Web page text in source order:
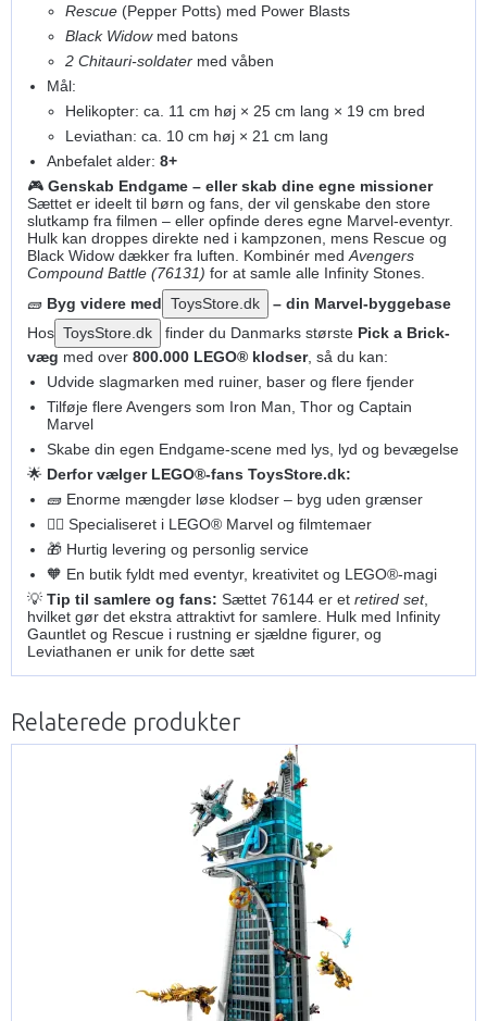
Rescue (Pepper Potts) med Power Blasts
Black Widowmed batons
2 Chitauri-soldater med våben
Mål:
Helikopter: ca. 11 cm høj × 25 cm lang × 19 cm bred
Leviathan: ca. 10 cm høj × 21 cm lang
Anbefalet alder: 8+
🎮 Genskab Endgame – eller skab dine egne missioner
Sættet er ideelt til børn og fans, der vil genskabe den store
slutkamp fra filmen – eller opfinde deres egne Marvel-eventyr.
Hulk kan droppes direkte ned i kampzonen, mens Rescue og
Black Widow dækker fra luften. Kombinér med Avengers
Compound Battle (76131) for at samle alle Infinity Stones.
🧱 Byg videre med ToysStore.dk
– din Marvel-byggebase
Hos ToysStore.dk finder du Danmarks største Pick a Brick-
væg med over 800.000 LEGO® klodser, så du kan:
Udvide slagmarken med ruiner, baser og flere fjender
Tilføje flere Avengers som Iron Man, Thor og Captain
Marvel
Skabe din egen Endgame-scene med lys, lyd og bevægelse
🌟 Derfor vælger LEGO®-fans ToysStore.dk:
🧱 Enorme mængder løse klodser – byg uden grænser
🦸‍♀️ Specialiseret i LEGO® Marvel og filmtemaer
🎁 Hurtig levering og personlig service
🧡 En butik fyldt med eventyr, kreativitet og LEGO®-magi
💡 Tip til samlere og fans: Sættet 76144 er et retired set,
hvilket gør det ekstra attraktivt for samlere. Hulk med Infinity
Gauntlet og Rescue i rustning er sjældne figurer, og
Leviathanen er unik for dette sæt
Relaterede produkter